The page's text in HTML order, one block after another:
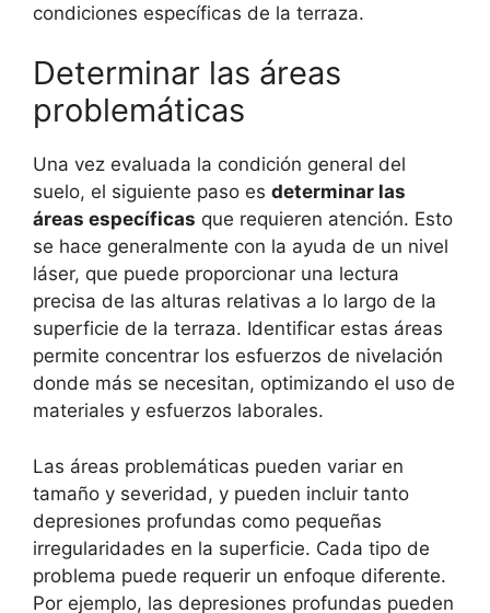
condiciones específicas de la terraza.
Determinar las áreas
problemáticas
Una vez evaluada la condición general del
suelo, el siguiente paso es determinar las
áreas específicas que requieren atención. Esto
se hace generalmente con la ayuda de un nivel
láser, que puede proporcionar una lectura
precisa de las alturas relativas a lo largo de la
superficie de la terraza. Identificar estas áreas
permite concentrar los esfuerzos de nivelación
donde más se necesitan, optimizando el uso de
materiales y esfuerzos laborales.
Las áreas problemáticas pueden variar en
tamaño y severidad, y pueden incluir tanto
depresiones profundas como pequeñas
irregularidades en la superficie. Cada tipo de
problema puede requerir un enfoque diferente.
Por ejemplo, las depresiones profundas pueden